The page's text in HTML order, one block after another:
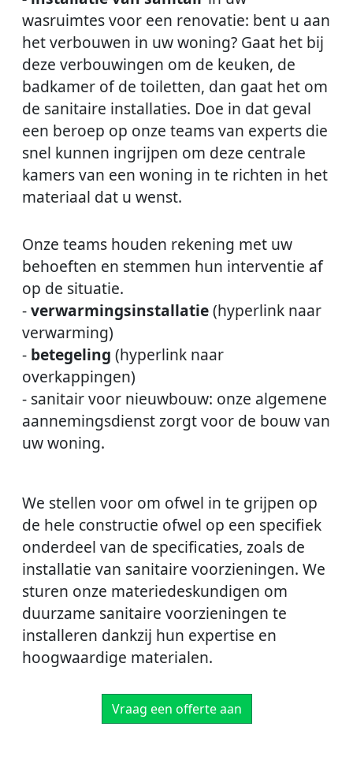
wasruimtes voor een renovatie: bent u aan
het verbouwen in uw woning? Gaat het bij
deze verbouwingen om de keuken, de
badkamer of de toiletten, dan gaat het om
de sanitaire installaties. Doe in dat geval
een beroep op onze teams van experts die
snel kunnen ingrijpen om deze centrale
kamers van een woning in te richten in het
materiaal dat u wenst.
Onze teams houden rekening met uw
behoeften en stemmen hun interventie af
op de situatie.
-verwarmingsinstallatie(hyperlink naar
verwarming)
- betegeling (hyperlink naar
overkappingen)
- sanitair voor nieuwbouw: onze algemene
aannemingsdienst zorgt voor de bouw van
uw woning.
We stellen voor om ofwel in te grijpen op
de hele constructie ofwel op een specifiek
onderdeel van de specificaties, zoals de
installatie van sanitaire voorzieningen. We
sturen onze materiedeskundigen om
duurzame sanitaire voorzieningen te
installeren dankzij hun expertise en
hoogwaardige materialen.
Vraag een offerte aan